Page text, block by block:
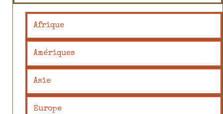
Afrique
Amériques
Asie
Europe